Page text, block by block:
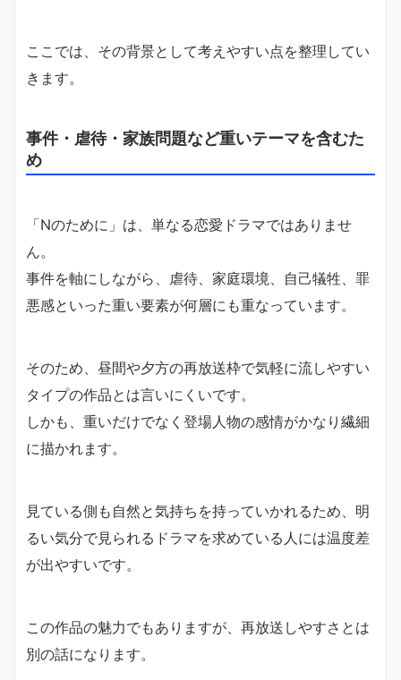
ここでは、その背景として考えやすい点を整理してい
きます。
事件・虐待・家族問題など重いテーマを含むた
め
「Nのために」は、単なる恋愛ドラマではありませ
ん。
事件を軸にしながら、虐待、家庭環境、自己犠牲、罪
悪感といった重い要素が何層にも重なっています。
そのため、昼間や夕方の再放送枠で気軽に流しやすい
タイプの作品とは言いにくいです。
しかも、重いだけでなく登場人物の感情がかなり繊細
に描かれます。
見ている側も自然と気持ちを持っていかれるため、明
るい気分で見られるドラマを求めている人には温度差
が出やすいです。
この作品の魅力でもありますが、再放送しやすさとは
別の話になります。